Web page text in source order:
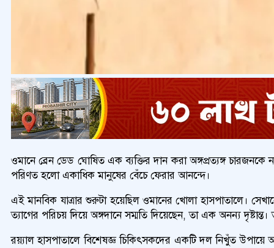
ওমানে ব্রেন ডেড ঘোষিত এক ব্যক্তির দান করা অঙ্গপ্রত্যঙ্গ
পরিণত হলো একাধিক মানুষের বেঁচে ফেরার আনন্দে।
এই মানবিক যাত্রার শুরুটা হয়েছিল ওমানের খোলা হাসপাতালে।
ত্যাগের পরিচয় দিয়ে অঙ্গদানে সম্মতি দিয়েছেন, তা এক অনন্য দৃষ্টান্ত।
রয়্যাল হাসপাতালে বিশেষজ্ঞ চিকিৎসকদের একটি দল নিখুঁত উপায়ে